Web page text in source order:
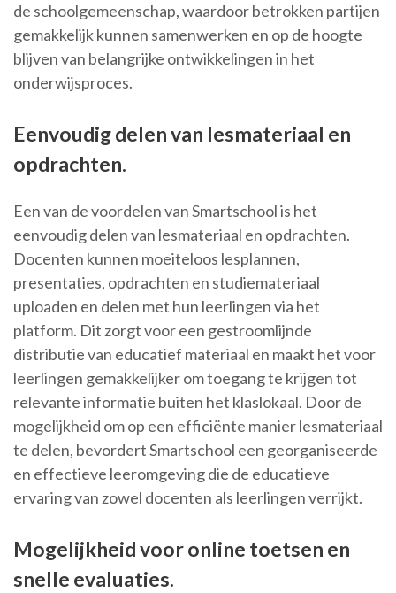
de schoolgemeenschap, waardoor betrokken partijen
gemakkelijk kunnen samenwerken en op de hoogte
blijven van belangrijke ontwikkelingen in het
onderwijsproces.
Eenvoudig delen van lesmateriaal en
opdrachten.
Een van de voordelen van Smartschool is het
eenvoudig delen van lesmateriaal en opdrachten.
Docenten kunnen moeiteloos lesplannen,
presentaties, opdrachten en studiemateriaal
uploaden en delen met hun leerlingen via het
platform. Dit zorgt voor een gestroomlijnde
distributie van educatief materiaal en maakt het voor
leerlingen gemakkelijker om toegang te krijgen tot
relevante informatie buiten het klaslokaal. Door de
mogelijkheid om op een efficiënte manier lesmateriaal
te delen, bevordert Smartschool een georganiseerde
en effectieve leeromgeving die de educatieve
ervaring van zowel docenten als leerlingen verrijkt.
Mogelijkheid voor online toetsen en
snelle evaluaties.